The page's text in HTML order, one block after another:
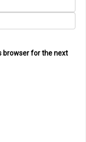
browser for the next